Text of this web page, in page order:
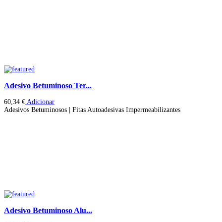
Adesivo Betuminoso Ter...
60,34 € Adicionar
Adesivos Betuminosos | Fitas Autoadesivas Impermeabilizantes
Adesivo Betuminoso Alu...